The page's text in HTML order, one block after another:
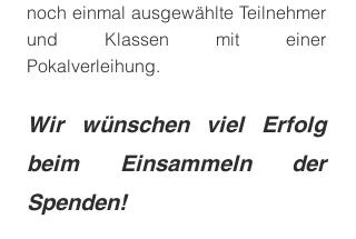
noch einmal ausgewählte Teilnehmer
und Klassen mit einer
Pokalverleihung.
Wir wünschen viel Erfolg
beim Einsammeln der
Spenden!